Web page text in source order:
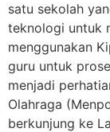
satu sekolah
teknologi untuk
menggunakan
guru untuk
menjadi
Olahraga
berkunjung ke